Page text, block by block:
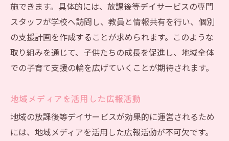
施できます。具体的には、放課後等デイサービスの専門
スタッフが学校へ訪問し、教員と情報共有を行い、個別
の支援計画を作成することが求められます。このような
取り組みを通じて、子供たちの成長を促進し、地域全体
での子育て支援の輪を広げていくことが期待されます。
地域メディアを活用した広報活動
地域の放課後等デイサービスが効果的に運営されるため
には、地域メディアを活用した広報活動が不可欠です。